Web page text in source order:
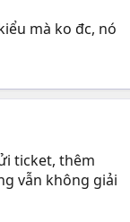
mà ko đc, nó
ticket, thêm
vẫn không giải